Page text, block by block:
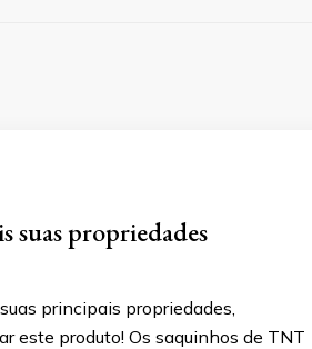
suas propriedades
principais propriedades,
este produto! Os saquinhos de TNT